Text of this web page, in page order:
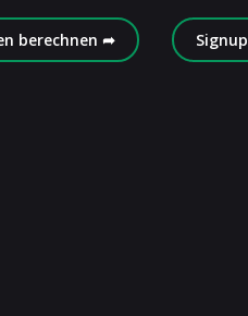
berechnen ➦ Signup